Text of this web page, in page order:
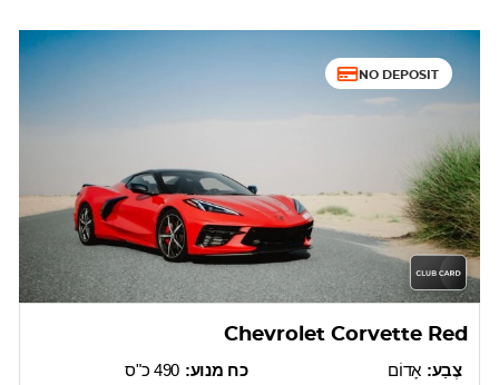
NO DEPOSIT
Chevrolet Corvette Red
כח מנוע: 490 כ"ס
צֶבַע: אָדוֹם